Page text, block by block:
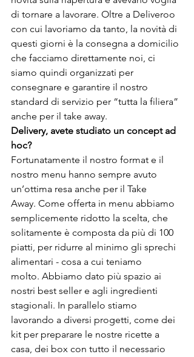
di tornare a lavorare. Oltre a Deliveroo
con cui lavoriamo da tanto, la novità di
questi giorni è la consegna a domicilio
che facciamo direttamente noi, ci
siamo quindi organizzati per
consegnare e garantire il nostro
standard di servizio per “tutta la filiera”
anche per il take away.
Delivery, avete studiato un concept ad
hoc?
Fortunatamente il nostro format e il
nostro menu hanno sempre avuto
un’ottima resa anche per il Take
Away. Come offerta in menu abbiamo
semplicemente ridotto la scelta, che
solitamente è composta da più di 100
piatti, per ridurre al minimo gli sprechi
alimentari - cosa a cui teniamo
molto. Abbiamo dato più spazio ai
nostri best seller e agli ingredienti
stagionali. In parallelo stiamo
lavorando a diversi progetti, come dei
kit per preparare le nostre ricette a
casa, dei box con tutto il necessario